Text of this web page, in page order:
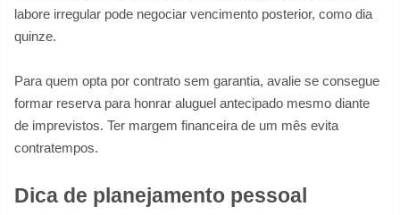
labore irregular pode negociar vencimento posterior, como dia
quinze.
Para quem opta por contrato sem garantia, avalie se consegue
formar reserva para honrar aluguel antecipado mesmo diante
de imprevistos. Ter margem financeira de um mês evita
contratempos.
Dica de planejamento pessoal